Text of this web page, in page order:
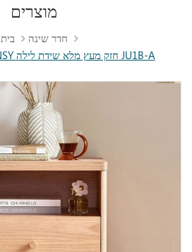
מוצרים
בית
חדר שינה
ריהוט לחדר שינה LINSY חזק מעץ מלא שידת לילה JU1B-A